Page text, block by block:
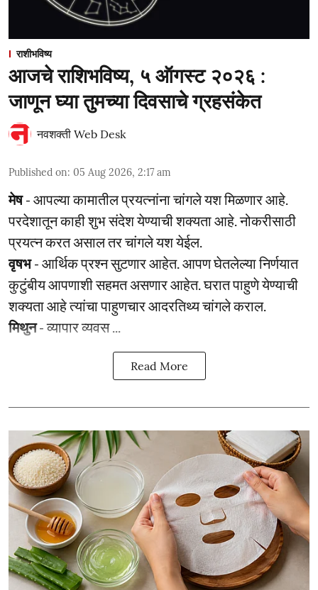
राशीभविष्य
आजचे राशिभविष्य, ५ ऑगस्ट २०२६ :
जाणून घ्या तुमच्या दिवसाचे ग्रहसंकेत
नवशक्ती Web Desk
Published on: 05 Aug 2026, 2:17 am
मेष- आपल्या कामातील प्रयत्नांना चांगले यश मिळणार आहे.
परदेशातून काही शुभ संदेश येण्याची शक्यता आहे. नोकरीसाठी
प्रयत्न करत असाल तर चांगले यश येईल.
वृषभ- आर्थिक प्रश्‍न सुटणार आहेत. आपण घेतलेल्या निर्णयात
कुटुंबीय आपणाशी सहमत असणार आहेत. घरात पाहुणे येण्याची
शक्यता आहे त्यांचा पाहुणचार आदरतिथ्य चांगले कराल.
मिथुन- व्यापार व्यवस ...
Read More